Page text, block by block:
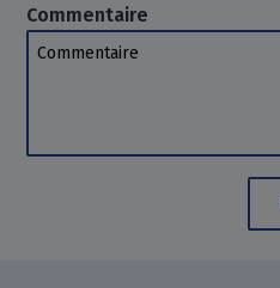
Commentaire
Commentaire